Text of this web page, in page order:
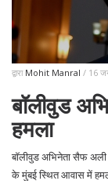
द्वारा Mohit Manral / 16
बॉलीवुड
हमला
बॉलीवुड अभिनेता सैफ
के मुंबई स्थित आवास में